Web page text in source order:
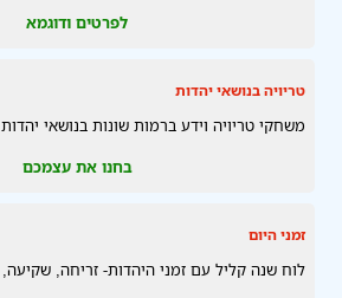
לפרטים ודוגמא
טריויה בנושאי יהדות
משחקי טריויה וידע ברמות שונות בנושאי יהדות
בחנו את עצמכם
זמני היום
לוח שנה קליל עם זמני היהדות- זריחה,